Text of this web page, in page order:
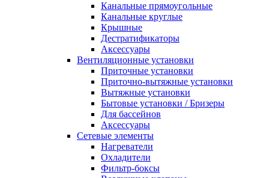
Канальные прямоугольные
Канальные круглые
Крышные
Дестратификаторы
Аксессуары
Вентиляционные установки
Приточные установки
Приточно-вытяжные установки
Вытяжные установки
Бытовые установки / Бризеры
Для бассейнов
Аксессуары
Сетевые элементы
Нагреватели
Охладители
Фильтр-боксы